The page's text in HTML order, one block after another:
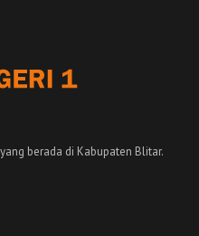
berada di Kabupaten Blitar.